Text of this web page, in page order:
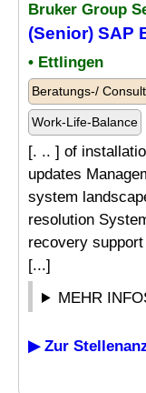
Bruker Group
(Senior) SAP
• Ettlingen
Beratungs-/
Work-Life-Balance
[. .. ] of
updates
system
resolution
recovery
[...]
MEHR
▶ Zur